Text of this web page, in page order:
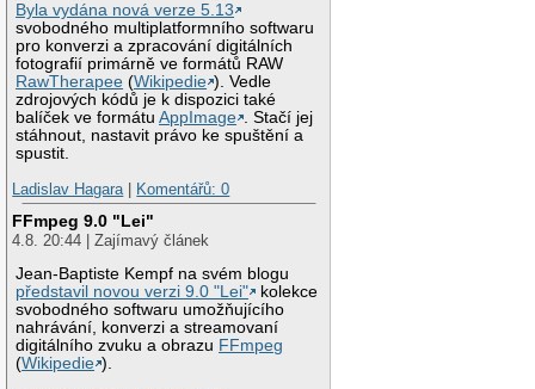
Byla vydána nová verze 5.13
svobodného multiplatformního softwaru
pro konverzi a zpracování digitálních
fotografií primárně ve formátů RAW
RawTherapee (Wikipedie ). Vedle
zdrojových kódů je k dispozici také
balíček ve formátuAppImage . Stačí jej
stáhnout, nastavit právo ke spuštění a
spustit.
Ladislav Hagara| Komentářů: 0
FFmpeg 9.0 "Lei"
4.8. 20:44 | Zajímavý článek
Jean-Baptiste Kempf na svém blogu
představil novou verzi 9.0 "Lei"
kolekce
svobodného softwaru umožňujícího
nahrávání, konverzi a streamovaní
digitálního zvuku a obrazu FFmpeg
(Wikipedie ).